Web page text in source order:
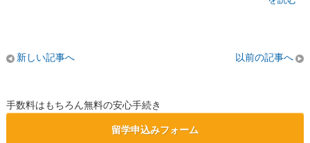
以前の記事へ
新しい記事へ
手数料はもちろん無料の安心手続き
留学申込みフォーム